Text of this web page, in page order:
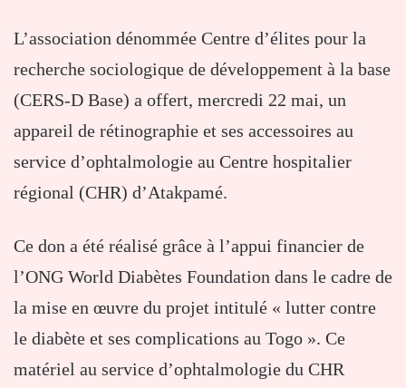
L’association dénommée Centre d’élites pour la
recherche sociologique de développement à la base
(CERS-D Base) a offert, mercredi 22 mai, un
appareil de rétinographie et ses accessoires au
service d’ophtalmologie au Centre hospitalier
régional (CHR) d’Atakpamé.
Ce don a été réalisé grâce à l’appui financier de
l’ONG World Diabètes Foundation dans le cadre de
la mise en œuvre du projet intitulé « lutter contre
le diabète et ses complications au Togo ». Ce
matériel au service d’ophtalmologie du CHR